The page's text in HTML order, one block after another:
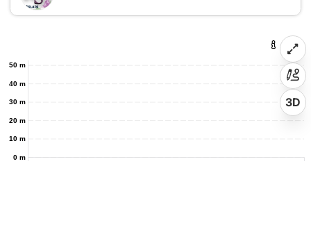
0 m
10 m
20 m
30 m
40 m
50 m
3D